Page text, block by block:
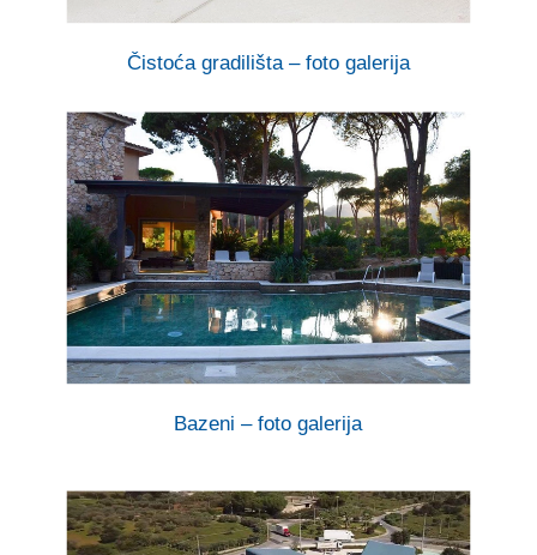
Čistoća gradilišta – foto galerija
Bazeni – foto galerija